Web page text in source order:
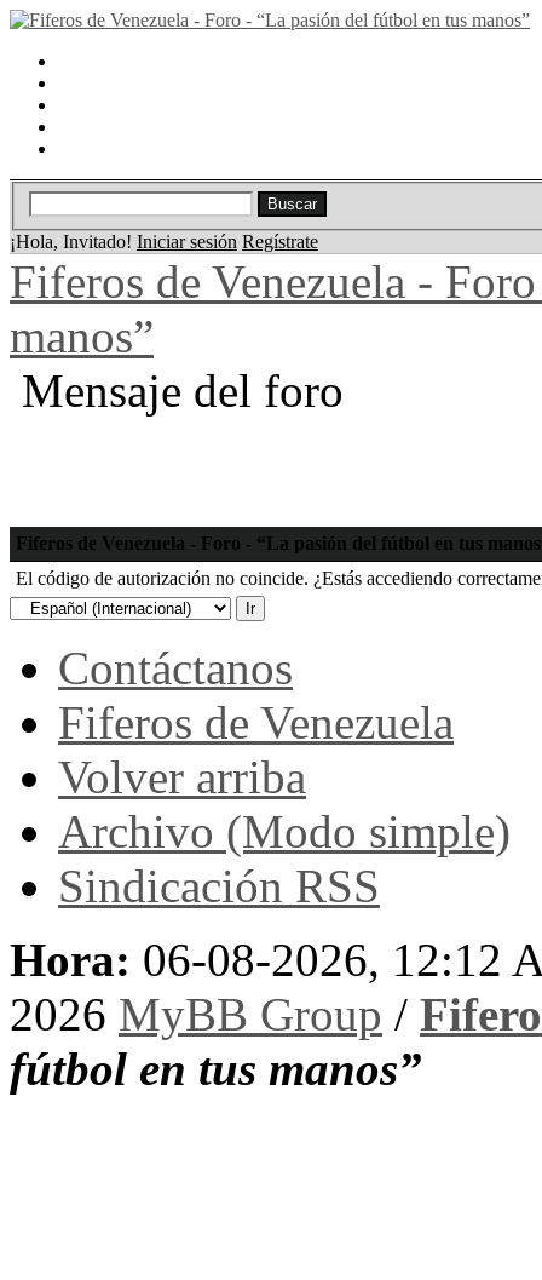
¡Hola, Invitado! Iniciar sesión Regístrate
Fiferos de Venezuela -
manos”
Mensaje del foro
Fiferos de Venezuela - Foro - “La pasión del fútbol en tus
El código de autorización no coincide. ¿Estás accediendo
Contáctanos
Fiferos de Venezuela
Volver arriba
Archivo (Modo simple)
Sindicación RSS
Hora: 06-08-2026, 12:12
2026 MyBB Group /
fútbol en tus manos”